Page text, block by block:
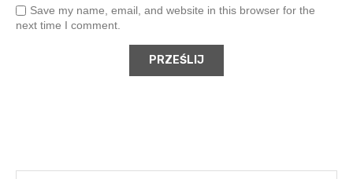
Save my name, email, and website in this browser for the
next time I comment.